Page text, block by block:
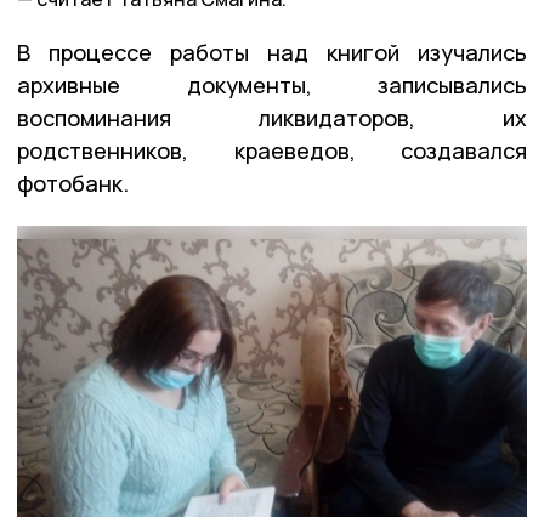
В процессе работы над книгой изучались
архивные документы, записывались
воспоминания ликвидаторов, их
родственников, краеведов, создавался
фотобанк.